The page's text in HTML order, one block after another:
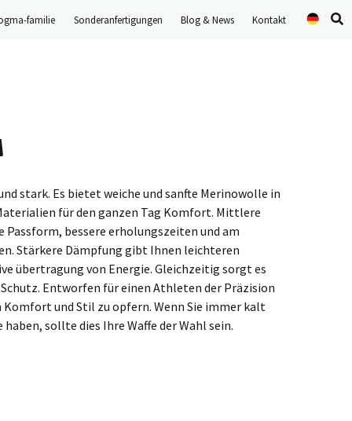
familie Sonderanfertigungen Blog & News Kontakt
stark. Es bietet weiche und sanfte Merinowolle in
für den ganzen Tag Komfort. Mittlere
bessere erholungszeiten und am
Stärkere Dämpfung gibt Ihnen leichteren
übertragung von Energie. Gleichzeitig sorgt es
Entworfen für einen Athleten der Präzision
und Stil zu opfern. Wenn Sie immer kalt
sollte dies Ihre Waffe der Wahl sein.